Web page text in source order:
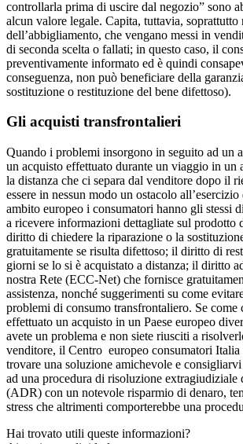
controllarla prima di uscire dal negozio” sono
alcun valore legale. Capita, tuttavia, soprattutto
dell’abbigliamento, che vengano messi in
di seconda scelta o fallati; in questo caso, il
preventivamente informato ed è quindi
conseguenza, non può beneficiare della
sostituzione o restituzione del bene difettoso).
Gli acquisti transfrontalieri
Quando i problemi insorgono in seguito ad un
un acquisto effettuato durante un viaggio in un
la distanza che ci separa dal venditore dopo il
essere in nessun modo un ostacolo
ambito europeo i consumatori hanno gli stessi
a ricevere informazioni dettagliate sul prodotto
diritto di chiedere la riparazione o la
gratuitamente se risulta difettoso; il diritto di
giorni se lo si è acquistato a distanza; il diritto
nostra Rete (ECC-Net) che fornisce
assistenza, nonché suggerimenti su come
problemi di consumo transfrontaliero. Se come
effettuato un acquisto in un Paese europeo
avete un problema e non siete riusciti a
venditore, il Centro europeo consumatori Italia
trovare una soluzione amichevole e consigliarvi
ad una procedura di risoluzione extragiudiziale
(ADR) con un notevole risparmio di denaro,
stress che altrimenti comporterebbe una
Hai trovato utili queste informazioni?